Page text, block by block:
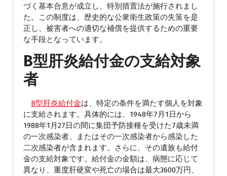
づく基本合意が成立し、特別措置法が施行されまし
た。この制度は、歴史的な公衆衛生政策の失策を是
正し、被害者への適切な補償を提供するための重要
な手段となっています。
B型肝炎給付金の支給対象
者
B型肝炎給付金は、特定の条件を満たす個人を対象
に支給されます。具体的には、1948年7月1日から
1988年1月27日の間に集団予防接種を受けた7歳未満
の一次感染者、またはその一次感染者から感染した
二次感染者が含まれます。さらに、その遺族も給付
金の支給対象です。給付金の金額は、病態に応じて
異なり、重度肝硬変や死亡の場合は最大3600万円、